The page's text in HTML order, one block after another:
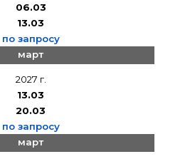
06.03
13.03
по запросу
март
2027 г.
13.03
20.03
по запросу
март